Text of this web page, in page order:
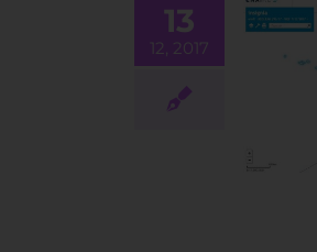
13
12, 2017
aplicación web de